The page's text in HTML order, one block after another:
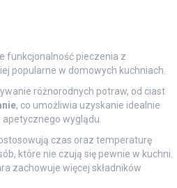
funkcjonalność pieczenia z
popularne w domowych kuchniach.
różnorodnych potraw, od ciast
, co umożliwia uzyskanie idealnie
wyglądu.
czas oraz temperaturę
które nie czują się pewnie w kuchni.
zachowuje więcej składników